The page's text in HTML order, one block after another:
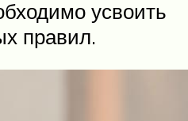
усвоить
правил.